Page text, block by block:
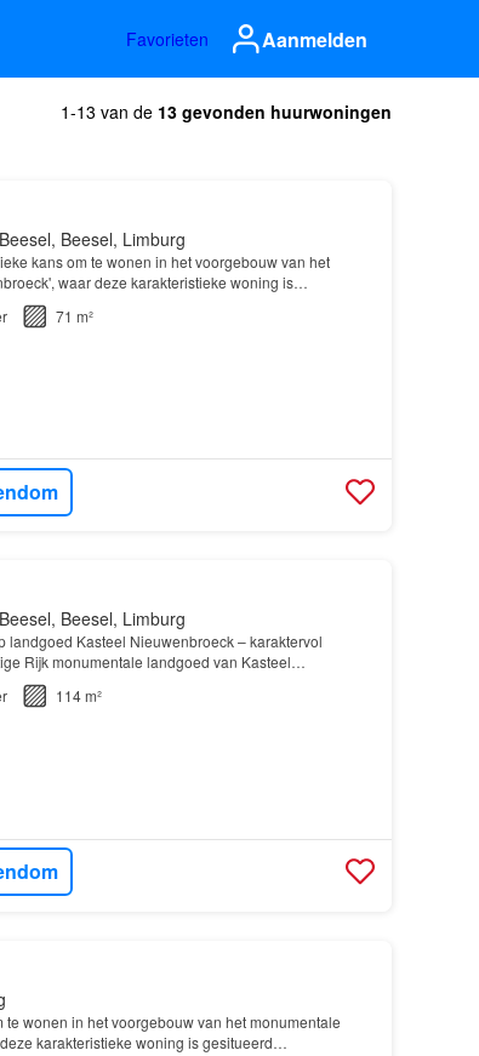
Favorieten Aanmelden
1-13 van de 13 gevonden huurwoningen
Beesel, Limburg
kans om te wonen in het voorgebouw van het
waar deze karakteristieke woning is
71 m²
Beesel, Limburg
landgoed Kasteel Nieuwenbroeck – karaktervol
Rijk monumentale landgoed van Kasteel
vrijstaande voormalige koetshuis te huu…
114 m²
wonen in het voorgebouw van het monumentale
karakteristieke woning is gesitueerd…